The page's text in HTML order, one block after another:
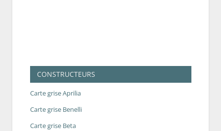
CONSTRUCTEURS
Carte grise Aprilia
Carte grise Benelli
Carte grise Beta